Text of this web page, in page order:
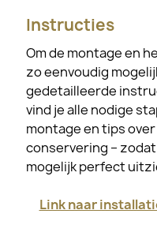
Instructies
Om de montage en
zo eenvoudig
gedetailleerde
vind je alle nodige
montage en tips
conservering –
mogelijk perfect
Link naar